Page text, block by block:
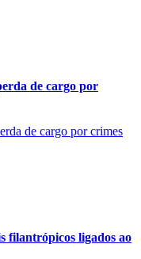
de cargo por
filantrópicos ligados ao